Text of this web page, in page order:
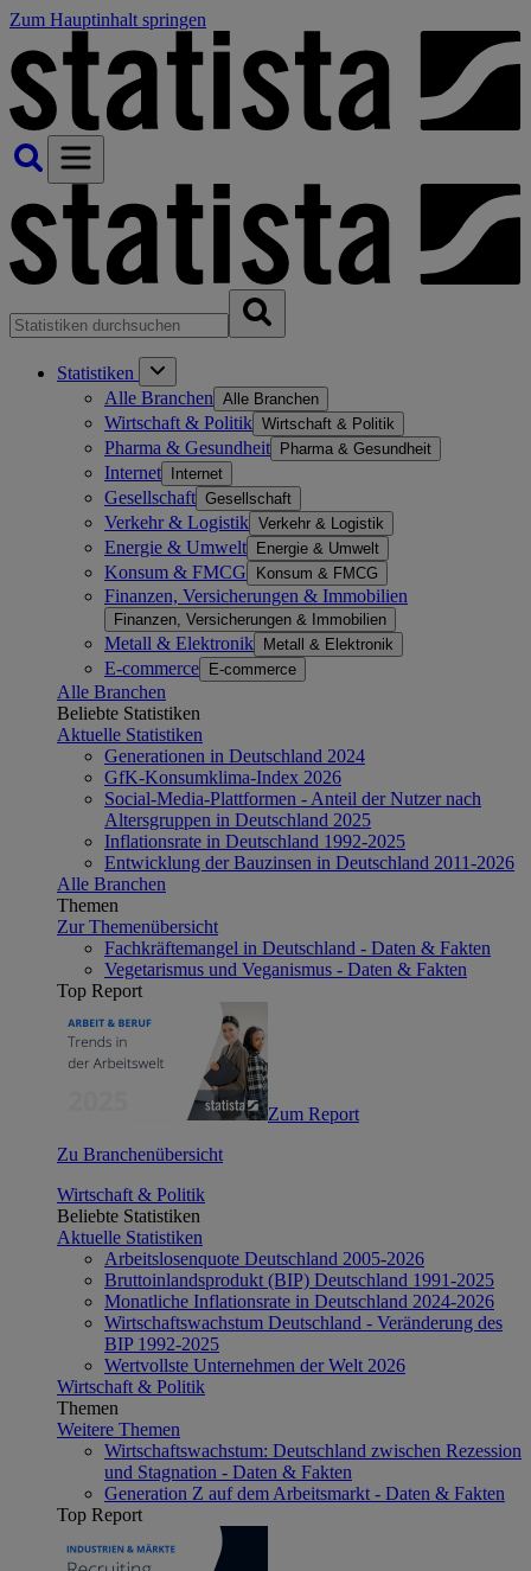
Zum Hauptinhalt springen
Statistiken
Alle Branchen Alle Branchen
Wirtschaft & Politik Wirtschaft & Politik
Pharma & Gesundheit Pharma & Gesundheit
Internet Internet
Gesellschaft Gesellschaft
Verkehr & Logistik Verkehr & Logistik
Energie & Umwelt Energie & Umwelt
Konsum & FMCG Konsum & FMCG
Finanzen, Versicherungen & Immobilien
Finanzen, Versicherungen & Immobilien
Metall & Elektronik Metall & Elektronik
E-commerce E-commerce
Alle Branchen
Beliebte Statistiken
Aktuelle Statistiken
Generationen in Deutschland 2024
GfK-Konsumklima-Index 2026
Social-Media-Plattformen - Anteil der Nutzer nach
Altersgruppen in Deutschland 2025
Inflationsrate in Deutschland 1992-2025
Entwicklung der Bauzinsen in Deutschland 2011-2026
Alle Branchen
Themen
Zur Themenübersicht
Fachkräftemangel in Deutschland - Daten & Fakten
Vegetarismus und Veganismus - Daten & Fakten
Top Report
Zum Report
Zu Branchenübersicht
Wirtschaft & Politik
Beliebte Statistiken
Aktuelle Statistiken
Arbeitslosenquote Deutschland 2005-2026
Bruttoinlandsprodukt (BIP) Deutschland 1991-2025
Monatliche Inflationsrate in Deutschland 2024-2026
Wirtschaftswachstum Deutschland - Veränderung des
BIP 1992-2025
Wertvollste Unternehmen der Welt 2026
Wirtschaft & Politik
Themen
Weitere Themen
Wirtschaftswachstum: Deutschland zwischen Rezession
und Stagnation - Daten & Fakten
Generation Z auf dem Arbeitsmarkt - Daten & Fakten
Top Report